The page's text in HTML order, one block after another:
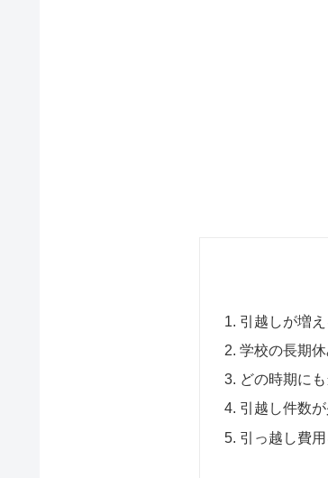
引越しが増
学校の長期
どの時期に
引越し件数
引っ越し費